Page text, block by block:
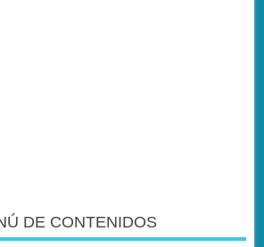
DE CONTENIDOS